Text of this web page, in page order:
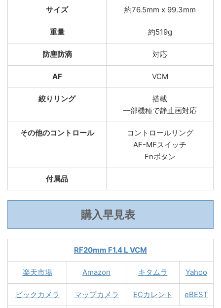
サイズ 約76.5mm x 99.3mm
重量 約519g
防塵防滴 対応
AF VCM
絞りリング
搭載
一部機種で静止画対応
その他のコントロール
コントロールリング
AF-MFスイッチ
Fnボタン
付属品
購入早見表
RF20mm F1.4 L VCM
楽天市場 Amazon キタムラ Yahoo
ビックカメラ マップカメラ ECカレント eBEST